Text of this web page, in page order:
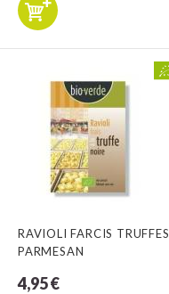
RAVIOLI FARCIS TRUFFES
PARMESAN
4,95 €